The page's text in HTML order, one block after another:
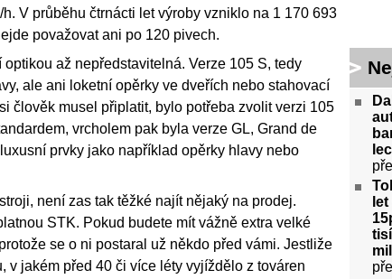
V průběhu čtrnácti let výroby vzniklo na 1 170 693
považovat ani po 120 pivech.
až nepředstavitelná. Verze 105 S, tedy
ale ani loketní opěrky ve dveřích nebo stahovací
člověk musel připlatit, bylo potřeba zvolit verzi 105
vrcholem pak byla verze GL, Grand de
prvky jako například opěrky hlavy nebo
není zas tak těžké najít nějaký na prodej.
STK. Pokud budete mít vážně extra velké
se o ni postaral už někdo před vámi. Jestliže
v jakém před 40 či více léty vyjíždělo z továren